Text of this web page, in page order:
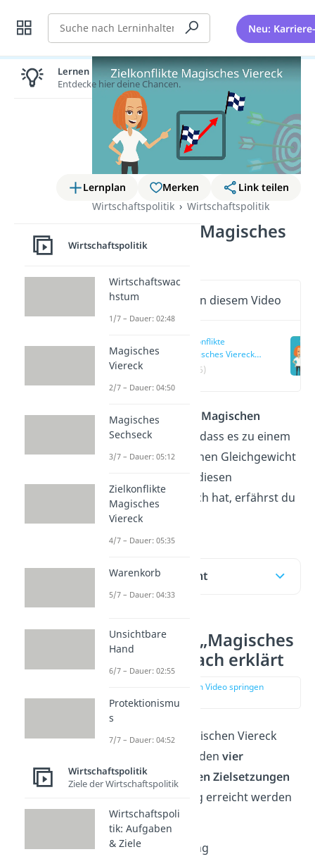
Suche Neu:
Lernplan Merken
Link teilen
Wirtschaftspolitik
Wirtschaftspolitik
Zielkonflikte Magisches
Viereck
Wichtige Inhalte in diesem Video
Zielkonflikte
„Magisches Viereck“
einfach erklärt
(00:16)
DieZielkonflikte im Magischen
Viereckverhindern, dass es zu einem
gesamtwirtschaftlichen Gleichgewicht
kommt. Was es mit diesen
Zielkonflikten auf sich hat, erfährst du
hierund im
Inhaltsübersicht
Zielkonflikte „Magisches
Viereck“ einfach erklärt
zur Stelle im Video springen
(00:16)
Zielkonflikte im magischen Viereck
bedeuten, dass von denvier
volkswirtschaftlichen Zielsetzungen
nicht alle gleichzeitig erreicht werden
können. Das sind:
Vollbeschäftigung
Lernen lohnt sich!
Entdecke hier deine Chancen.
Wirtschaftspolitik
Wirtschaftswac
hstum
1/7 – Dauer: 02:48
Magisches
Viereck
2/7 – Dauer: 04:50
Magisches
Sechseck
3/7 – Dauer: 05:12
Zielkonflikte
Magisches
Viereck
4/7 – Dauer: 05:35
Warenkorb
5/7 – Dauer: 04:33
Unsichtbare
Hand
6/7 – Dauer: 02:55
Protektionismu
s
7/7 – Dauer: 04:52
Wirtschaftspolitik
Ziele der Wirtschaftspolitik
Wirtschaftspoli
tik: Aufgaben
& Ziele